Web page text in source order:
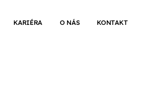
KARIÉRA O NÁS KONTAKT